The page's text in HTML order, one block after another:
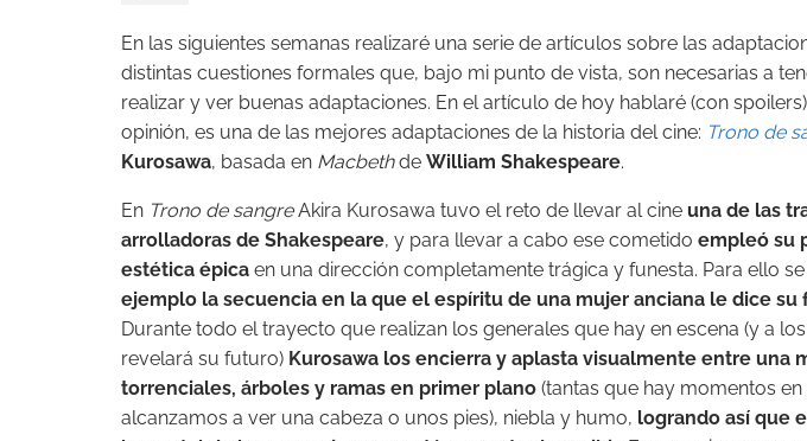
En las siguientes semanas realizaré una serie de artículos sobre las
distintas cuestiones formales que, bajo mi punto de vista, son necesarias a
realizar y ver buenas adaptaciones. En el artículo de hoy hablaré (con
opinión, es una de las mejores adaptaciones de la historia del cine: Trono de
Kurosawa, basada en Macbethde William Shakespeare.
En Trono de sangreAkira Kurosawa tuvo el reto de llevar al cine una de las
arrolladoras de Shakespeare, y para llevar a cabo ese cometido empleó su
estética épica en una dirección completamente trágica y funesta. Para ello
ejemplo la secuencia en la que el espíritu de una mujer anciana le dice
Durante todo el trayecto que realizan los generales que hay en escena (y a
revelará su futuro) Kurosawa los encierra y aplasta visualmente entre una
torrenciales, árboles y ramas en primer plano (tantas que hay momentos
alcanzamos a ver una cabeza o unos pies), niebla y humo, logrando así que